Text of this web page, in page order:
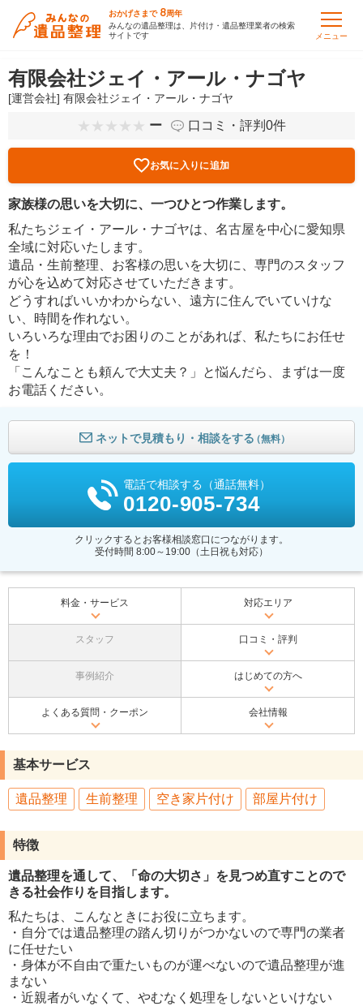
おかげさまで 8周年
みんなの遺品整理は、片付け・遺品整理業者の検索
サイトです
メニュー
有限会社ジェイ・アール・ナゴヤ
[運営会社] 有限会社ジェイ・アール・ナゴヤ
ー 口コミ・評判0件
お気に入りに追加
家族様の思いを大切に、一つひとつ作業します。
私たちジェイ・アール・ナゴヤは、名古屋を中心に愛知県
全域に対応いたします。
遺品・生前整理、お客様の思いを大切に、専門のスタッフ
が心を込めて対応させていただきます。
どうすればいいかわからない、遠方に住んでいていけな
い、時間を作れない。
いろいろな理由でお困りのことがあれば、私たちにお任せ
を！
「こんなことも頼んで大丈夫？」と悩んだら、まずは一度
お電話ください。
ネットで見積もり・相談をする（無料）
電話で相談する（通話無料）
0120-905-734
クリックするとお客様相談窓口につながります。
受付時間 8:00～19:00（土日祝も対応）
料金・サービス 対応エリア
スタッフ 口コミ・評判
事例紹介 はじめての方へ
よくある質問・クーポン 会社情報
基本サービス
遺品整理 生前整理 空き家片付け 部屋片付け
特徴
遺品整理を通して、「命の大切さ」を見つめ直すことので
きる社会作りを目指します。
私たちは、こんなときにお役に立ちます。
・自分では遺品整理の踏ん切りがつかないので専門の業者
に任せたい
・身体が不自由で重たいものが運べないので遺品整理が進
まない
・近親者がいなくて、やむなく処理をしないといけない